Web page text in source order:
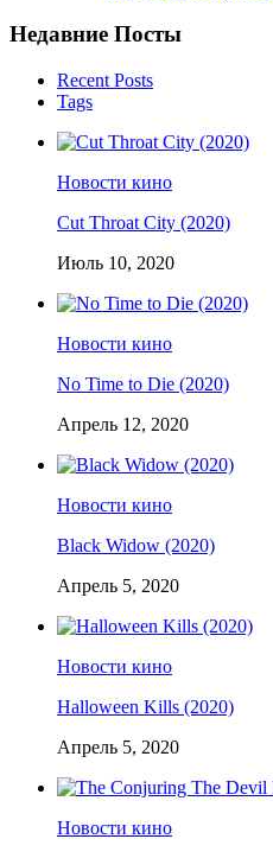
Недавние Посты
Recent Posts
Tags
Новости кино
Cut Throat City (2020)
Июль 10, 2020
Новости кино
No Time to Die (2020)
Апрель 12, 2020
Новости кино
Black Widow (2020)
Апрель 5, 2020
Новости кино
Halloween Kills (2020)
Апрель 5, 2020
Новости кино